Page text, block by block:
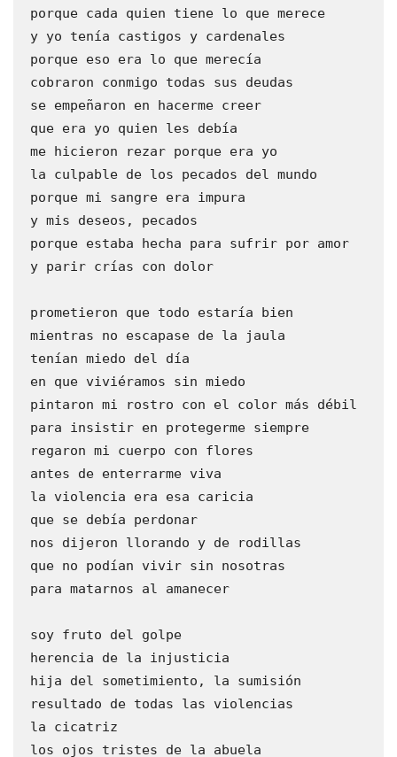
porque cada quien tiene lo que merece
y yo tenía castigos y cardenales
porque eso era lo que merecía
cobraron conmigo todas sus deudas
se empeñaron en hacerme creer
que era yo quien les debía
me hicieron rezar porque era yo
la culpable de los pecados del mundo
porque mi sangre era impura
y mis deseos, pecados
porque estaba hecha para sufrir por amor
y parir crías con dolor
prometieron que todo estaría bien
mientras no escapase de la jaula
tenían miedo del día
en que viviéramos sin miedo
pintaron mi rostro con el color más débil
para insistir en protegerme siempre
regaron mi cuerpo con flores
antes de enterrarme viva
la violencia era esa caricia
que se debía perdonar
nos dijeron llorando y de rodillas
que no podían vivir sin nosotras
para matarnos al amanecer
soy fruto del golpe
herencia de la injusticia
hija del sometimiento, la sumisión
resultado de todas las violencias
la cicatriz
los ojos tristes de la abuela